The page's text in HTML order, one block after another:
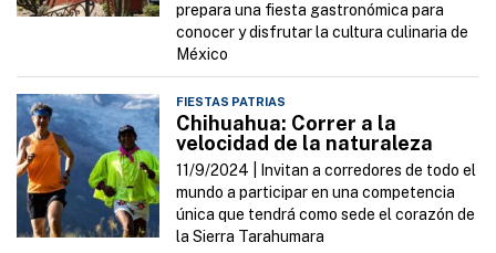
prepara una fiesta gastronómica para
conocer y disfrutar la cultura culinaria de
México
FIESTAS PATRIAS
Chihuahua: Correr a la
velocidad de la naturaleza
11/9/2024 |
Invitan a corredores de todo el
mundo a participar en una competencia
única que tendrá como sede el corazón de
la Sierra Tarahumara